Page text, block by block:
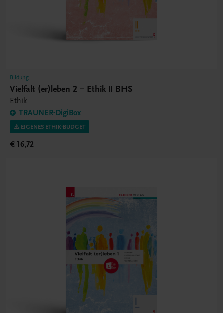
Bildung
Vielfalt (er)leben 2 – Ethik II BHS
Ethik
TRAUNER-DigiBox
⚠️ EIGENES ETHIK-BUDGET
€ 16,72